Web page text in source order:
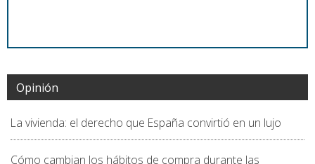
Opinión
La vivienda: el derecho que España convirtió en un lujo
Cómo cambian los hábitos de compra durante las